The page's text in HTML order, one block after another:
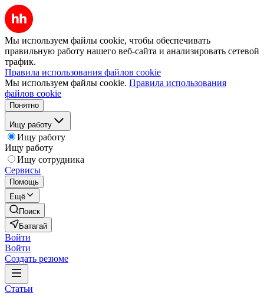
Мы используем файлы cookie, чтобы обеспечивать
правильную работу нашего веб-сайта и анализировать сетевой
трафик.
Правила использования файлов cookie
Мы используем файлы cookie. Правила использования
файлов cookie
Понятно
Ищу работу
Ищу работу
Ищу работу
Ищу сотрудника
Сервисы
Помощь
Ещё
Поиск
Батагай
Войти
Войти
Создать резюме
Статьи